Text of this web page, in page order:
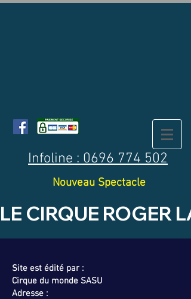
Infoline : 0696 774 502
Nouveau Spectacle
LE CIRQUE ROGER
Site est édité par :
Cirque du monde SASU
Adresse :